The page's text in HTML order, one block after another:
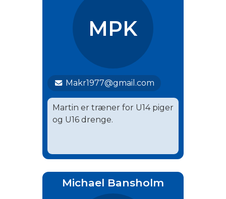
MPK
Makr1977@gmail.com
Martin er træner for U14 piger
og U16 drenge.
Michael Bansholm